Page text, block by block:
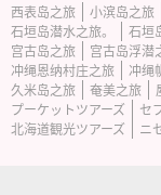
西表岛之旅 小滨岛之旅
石垣岛潜水之旅。
石垣
宫古岛之旅
宫古岛浮潜
冲绳恩纳村庄之旅
冲绳
久米岛之旅
奄美之旅
プーケットツアーズ
セ
北海道観光ツアーズ
ニ